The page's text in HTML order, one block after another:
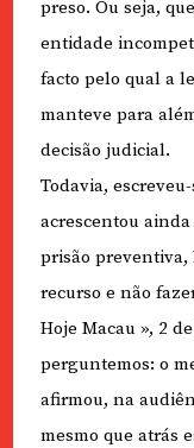
preso. Ou seja,
entidade
facto pelo qual a
manteve para
decisão judicial.
Todavia,
acrescentou
prisão
recurso e não
Hoje Macau », 2
perguntemos: o
afirmou, na
mesmo que atrás